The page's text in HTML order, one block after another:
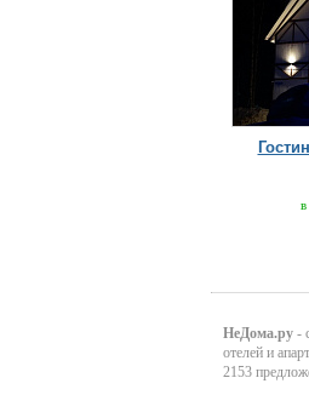
НеДома.ру -
отелей и
2153